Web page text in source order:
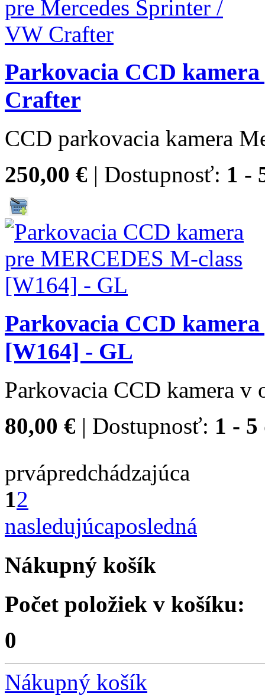
Parkovacia CCD
Crafter
CCD parkovacia kamera
250,00 € | Dostupnosť: 1 -
Parkovacia CCD
[W164] - GL
Parkovacia CCD kamera v
80,00 € | Dostupnosť: 1 -
prvápredchádzajúca
12
nasledujúcaposledná
Nákupný košík
Počet položiek v košíku:
0
Nákupný košík